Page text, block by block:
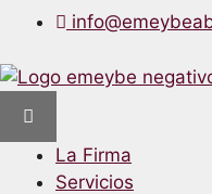
La Firma
Servicios